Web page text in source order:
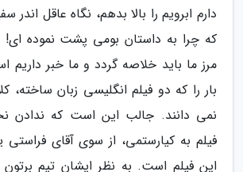
دارم ابرویم را بالا بدهم، نگاه عاقل اندر
که چرا به داستان بومی پشت نموده ای!
مرز ما باید خلاصه گردد و ما خبر داریم
بار را که دو فیلم انگلیسی زبان ساخته،
نمی دانند. جالب این است که ندادن
فیلم به کیارستمی، از سوی آقای
این فیلم است. به نظر ایشان تیم